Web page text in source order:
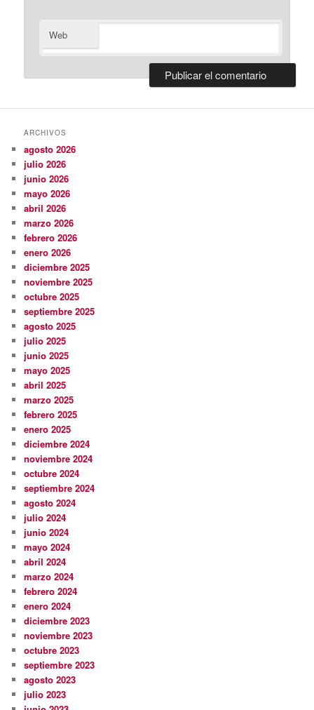
Web
ARCHIVOS
agosto 2026
julio 2026
junio 2026
mayo 2026
abril 2026
marzo 2026
febrero 2026
enero 2026
diciembre 2025
noviembre 2025
octubre 2025
septiembre 2025
agosto 2025
julio 2025
junio 2025
mayo 2025
abril 2025
marzo 2025
febrero 2025
enero 2025
diciembre 2024
noviembre 2024
octubre 2024
septiembre 2024
agosto 2024
julio 2024
junio 2024
mayo 2024
abril 2024
marzo 2024
febrero 2024
enero 2024
diciembre 2023
noviembre 2023
octubre 2023
septiembre 2023
agosto 2023
julio 2023